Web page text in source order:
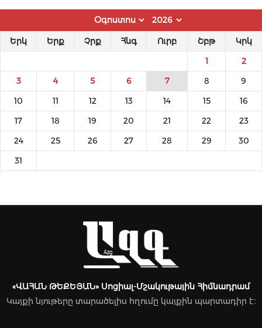
Երկ Երք Չրք Հնգ Ուրբ Շբթ Կրկ
1 2
3 4 5 6 7 8 9
10 11 12 13 14 15 16
17 18 19 20 21 22 23
24 25 26 27 28 29 30
31
«ՎԱՀԱՆ ԹԵՔԵՅԱՆ» Սոցիալ-Մշակութային Հիմնադրամ
Կայքի նյութերը տարածելիս հղումը կայքին պարտադիր է։